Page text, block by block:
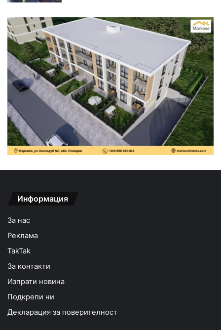
Информация
За нас
Реклама
TakTak
За контакти
Изпрати новина
Подкрепи ни
Декларация за поверителност